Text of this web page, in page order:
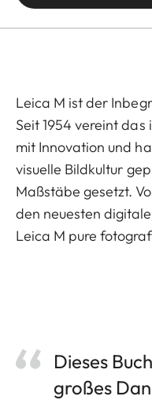
Leica M ist der
Seit 1954 vereint
mit Innovation und
visuelle Bildkultur
Maßstäbe gesetzt.
den neuesten
Leica M pure
Dieses
großes